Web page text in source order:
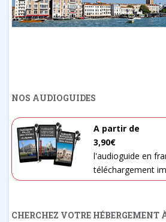
NOS AUDIOGUIDES
A partir de
3,90€
l'audioguide en
téléchargement
CHERCHEZ VOTRE HÉBERGEMENT